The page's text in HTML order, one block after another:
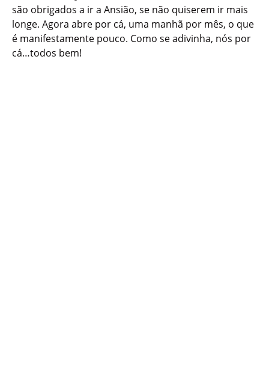
são obrigados a ir a Ansião, se não quiserem ir mais
longe. Agora abre por cá, uma manhã por mês, o que
é manifestamente pouco. Como se adivinha, nós por
cá…todos bem!